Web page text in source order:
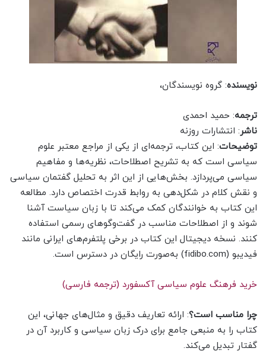
نویسنده: گروه نویسندگان،
ترجمه: حمید احمدی
ناشر: انتشارات روزنه
توضیحات: این کتاب، ترجمه‌ای از یکی از مراجع معتبر علوم
سیاسی است که به تشریح اصطلاحات، نظریه‌ها و مفاهیم
سیاسی می‌پردازد. بخش‌هایی از این اثر به تحلیل گفتمان سیاسی
و نقش کلام در شکل‌دهی به روابط قدرت اختصاص دارد. مطالعه
این کتاب به خوانندگان کمک می‌کند تا با زبان سیاست آشنا
شوند و از اصطلاحات مناسب در گفت‌وگوهای رسمی استفاده
کنند. نسخه دیجیتال این کتاب در برخی پلتفرم‌های ایرانی مانند
فیدیبو (fidibo.com) به‌صورت رایگان در دسترس است.
خرید فرهنگ علوم سیاسی آکسفورد (ترجمه فارسی)
چرا مناسب است؟: ارائه تعاریف دقیق و مثال‌های جهانی، این
کتاب را به منبعی جامع برای درک زبان سیاسی و کاربرد آن در
گفتار تبدیل می‌کند.